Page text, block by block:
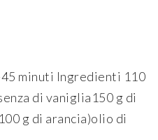
minuti Ingredienti 110
di vaniglia150 g di
g di arancia)olio di